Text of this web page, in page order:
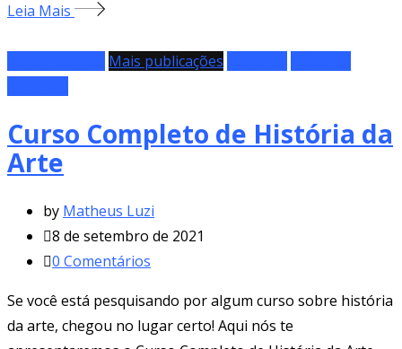
Leia Mais
Mais publicações
Curso Completo de História da
Arte
by Matheus Luzi
8 de setembro de 2021
0 Comentários
Se você está pesquisando por algum curso sobre história
da arte, chegou no lugar certo! Aqui nós te